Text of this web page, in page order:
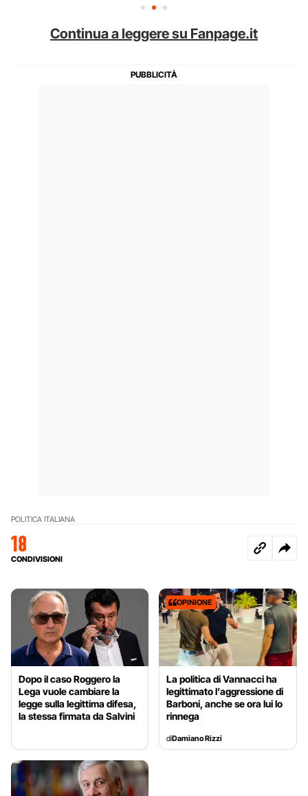
Continua a leggere su Fanpage.it
POLITICA ITALIANA
18
CONDIVISIONI
Dopo il caso Roggero la
Lega vuole cambiare la
legge sulla legittima difesa,
la stessa firmata da Salvini
OPINIONE
La politica di Vannacci ha
legittimato l’aggressione di
Barboni, anche se ora lui lo
rinnega
diDamiano Rizzi